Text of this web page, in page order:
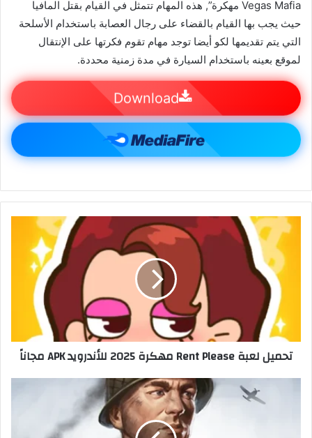
Vegas Mafia مهكرة”, هذه المهام تتمثل في القيام بقتل المافيا
حيث يجب بها القيام بالقضاء على رجال العصابة باستخدام الأسلحة
التي يتم تقديمها لكو أيضا توجد مهام تقوم فكرتها على الإنتقال
لموقع بعينه باستخدام السيارة في مدة زمنية محددة.
Download
تحميل لعبة Rent Please مهكرة 2025 للأندرويد APK مجاناً